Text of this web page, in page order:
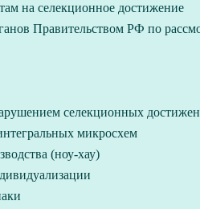
на селекционное достижение
Правительством РФ по
селекционных
микросхем
(ноу-хау)